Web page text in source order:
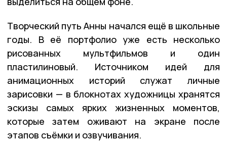
Творческий путь Анны начался ещё в школьные
годы. В её портфолио уже есть несколько
рисованных мультфильмов и один
пластилиновый. Источником идей для
анимационных историй служат личные
зарисовки — в блокнотах художницы хранятся
эскизы самых ярких жизненных моментов,
которые затем оживают на экране после
этапов съёмки и озвучивания.